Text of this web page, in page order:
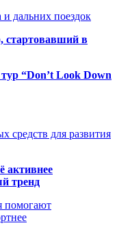
и дальних поездок
стартовавший в
“Don’t Look Down
средств для развития
активнее
тренд
помогают